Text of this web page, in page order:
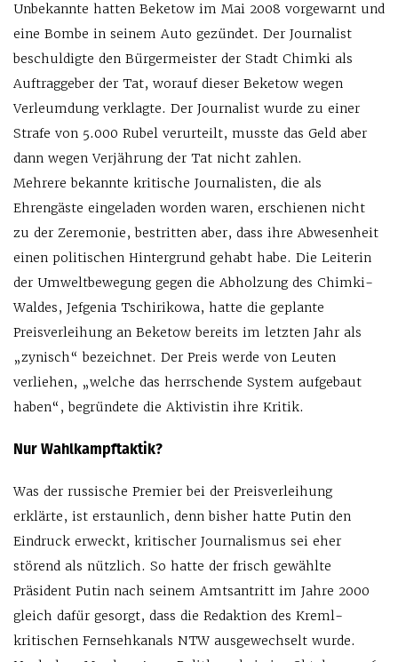
Unbekannte hatten Beketow im Mai 2008 vorgewarnt und
eine Bombe in seinem Auto gezündet. Der Journalist
beschuldigte den Bürgermeister der Stadt Chimki als
Auftraggeber der Tat, worauf dieser Beketow wegen
Verleumdung verklagte. Der Journalist wurde zu einer
Strafe von 5.000 Rubel verurteilt, musste das Geld aber
dann wegen Verjährung der Tat nicht zahlen.
Mehrere bekannte kritische Journalisten, die als
Ehrengäste eingeladen worden waren, erschienen nicht
zu der Zeremonie, bestritten aber, dass ihre Abwesenheit
einen politischen Hintergrund gehabt habe. Die Leiterin
der Umweltbewegung gegen die Abholzung des Chimki-
Waldes, Jefgenia Tschirikowa, hatte die geplante
Preisverleihung an Beketow bereits im letzten Jahr als
„zynisch“ bezeichnet. Der Preis werde von Leuten
verliehen, „welche das herrschende System aufgebaut
haben“, begründete die Aktivistin ihre Kritik.
Nur Wahlkampftaktik?
Was der russische Premier bei der Preisverleihung
erklärte, ist erstaunlich, denn bisher hatte Putin den
Eindruck erweckt, kritischer Journalismus sei eher
störend als nützlich. So hatte der frisch gewählte
Präsident Putin nach seinem Amtsantritt im Jahre 2000
gleich dafür gesorgt, dass die Redaktion des Kreml-
kritischen Fernsehkanals NTW ausgewechselt wurde.